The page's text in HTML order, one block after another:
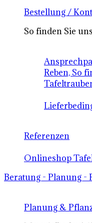
Bestellung /
So finden Sie
Reben, So
Referenzen
Onlineshop
Beratung - Planung -
Planung &